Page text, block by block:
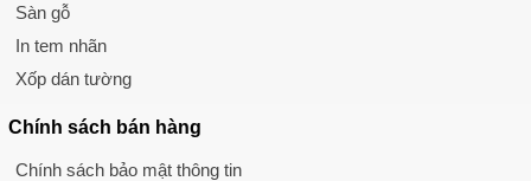
Sàn gỗ
In tem nhãn
Xốp dán tường
Chính sách bán hàng
Chính sách bảo mật thông tin